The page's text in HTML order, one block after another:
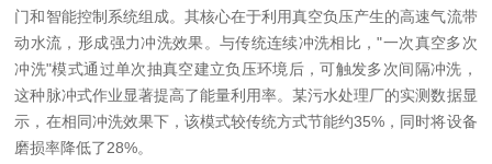
门和智能控制系统组成。其核心在于利用真空负压产生的高速气流带
动水流，形成强力冲洗效果。与传统连续冲洗相比，"一次真空多次
冲洗"模式通过单次抽真空建立负压环境后，可触发多次间隔冲洗，
这种脉冲式作业显著提高了能量利用率。某污水处理厂的实测数据显
示，在相同冲洗效果下，该模式较传统方式节能约35%，同时将设备
磨损率降低了28%。